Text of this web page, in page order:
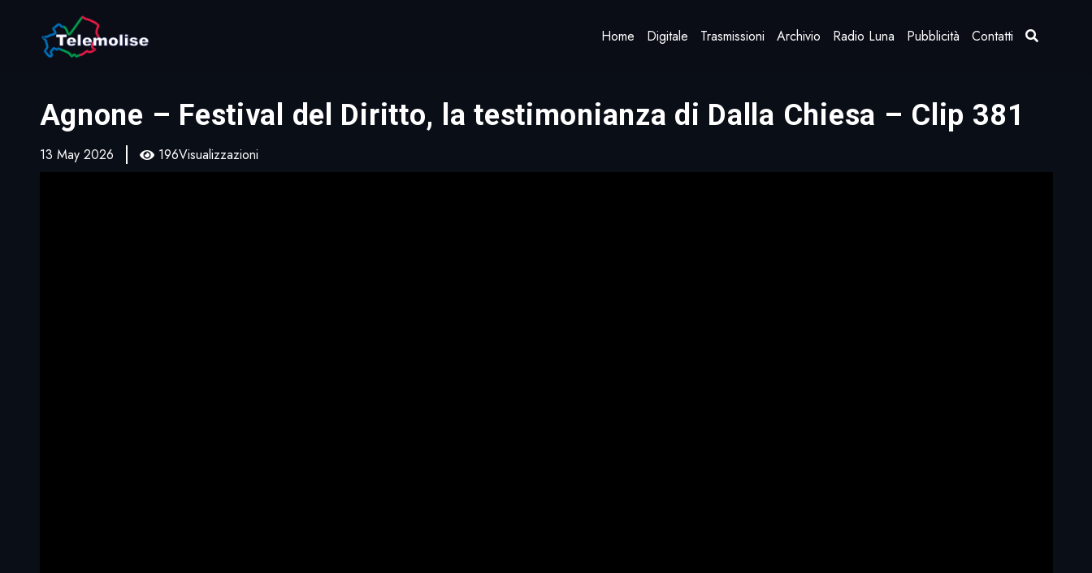
Home Digitale Trasmissioni Archivio Radio Luna Pubblicità Contatti
Agnone – Festival del Diritto, la testimonianza di Dalla Chiesa – Clip 381
13 May 2026 196Visualizzazioni